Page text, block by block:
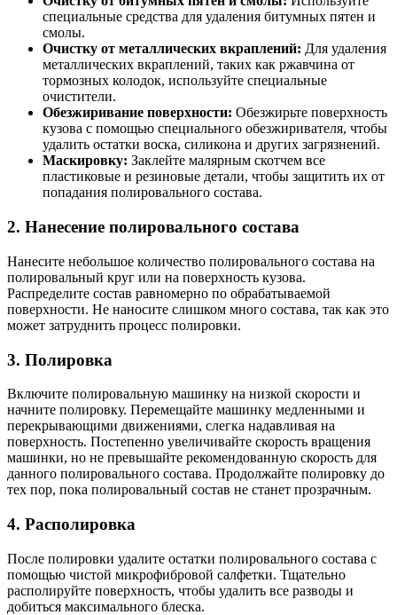
специальные средства для удаления битумных пятен и
смолы.
Очистку от металлических вкраплений: Для удаления
металлических вкраплений, таких как ржавчина от
тормозных колодок, используйте специальные
очистители.
Обезжиривание поверхности: Обезжирьте поверхность
кузова с помощью специального обезжиривателя, чтобы
удалить остатки воска, силикона и других загрязнений.
Маскировку: Заклейте малярным скотчем все
пластиковые и резиновые детали, чтобы защитить их от
попадания полировального состава.
2. Нанесение полировального состава
Нанесите небольшое количество полировального состава на
полировальный круг или на поверхность кузова.
Распределите состав равномерно по обрабатываемой
поверхности. Не наносите слишком много состава, так как это
может затруднить процесс полировки.
3. Полировка
Включите полировальную машинку на низкой скорости и
начните полировку. Перемещайте машинку медленными и
перекрывающими движениями, слегка надавливая на
поверхность. Постепенно увеличивайте скорость вращения
машинки, но не превышайте рекомендованную скорость для
данного полировального состава. Продолжайте полировку до
тех пор, пока полировальный состав не станет прозрачным.
4. Располировка
После полировки удалите остатки полировального состава с
помощью чистой микрофибровой салфетки. Тщательно
располируйте поверхность, чтобы удалить все разводы и
добиться максимального блеска.